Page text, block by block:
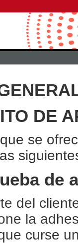
DE
se
de
del
la
curse